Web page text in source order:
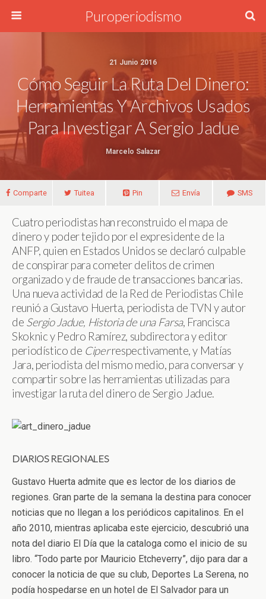
Puroperiodismo
21 Junio 2016
Cómo Seguir La Ruta Del Dinero:
Herramientas Y Archivos Usados
Para Investigar A Sergio Jadue
Marcelo Salazar
Comparte Tuitea Pin Envía SMS
Cuatro periodistas han reconstruido el mapa de
dinero y poder tejido por el expresidente de la
ANFP, quien en Estados Unidos se declaró culpable
de conspirar para cometer delitos de crimen
organizado y de fraude de transacciones bancarias.
Una nueva actividad de la Red de Periodistas Chile
reunió a Gustavo Huerta, periodista de TVN y autor
de Sergio Jadue, Historia de una Farsa, Francisca
Skoknic y Pedro Ramírez, subdirectora y editor
periodístico de Ciperrespectivamente, y Matías
Jara, periodista del mismo medio, para conversar y
compartir sobre las herramientas utilizadas para
investigar la ruta del dinero de Sergio Jadue.
DIARIOS REGIONALES
Gustavo Huerta admite que es lector de los diarios de
regiones. Gran parte de la semana la destina para conocer
noticias que no llegan a los periódicos capitalinos. En el
año 2010, mientras aplicaba este ejercicio, descubrió una
nota del diario El Día que la cataloga como el inicio de su
libro. “Todo parte por Mauricio Etcheverry”, dijo para dar a
conocer la noticia de que su club, Deportes La Serena, no
podía hospedarse en un hotel de El Salvador para un